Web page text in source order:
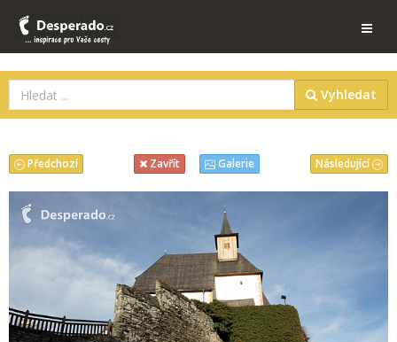
Vyhledat
Následující
Předchozí Zavřít Galerie